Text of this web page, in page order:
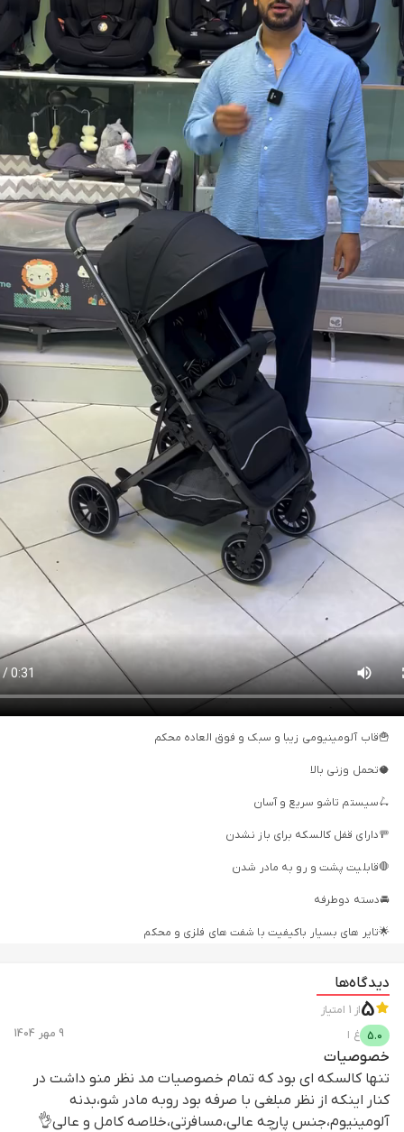
🍟قاب آلومینیومی زیبا و سبک و فوق العاده محکم
🥥تحمل وزنی بالا
🛴سیستم تاشو سریع و آسان
🚥دارای قفل کالسکه برای باز نشدن
🛑قابلیت پشت و رو به مادر شدن
🚘دسته دوطرفه
🌟تایر های بسیار باکیفیت با شفت های فلزی و محکم
شدن کالسکه
🗿جمع شو بسیار راحت با یک دکمه
🗼سایبان بزرگ
🪷 سایبان با قابلیت دفع اشعه مضر آفتاب برای سلامت بیشتر کودک
😍اضافه شدن شب رنگ برای دید شدن بهتر کالسکه در شب
دیدگاه‌ها
5از 1 امتیاز
5.0 غ ا 9 مهر 1404
خصوصیات
تنها کالسکه ای بود که تمام خصوصیات مد نظر منو داشت در
کنار اینکه از نظر مبلغی با صرفه بود روبه مادر شو،بدنه
آلومینیوم،جنس پارچه عالی،مسافرتی،خلاصه کامل و عالی👌